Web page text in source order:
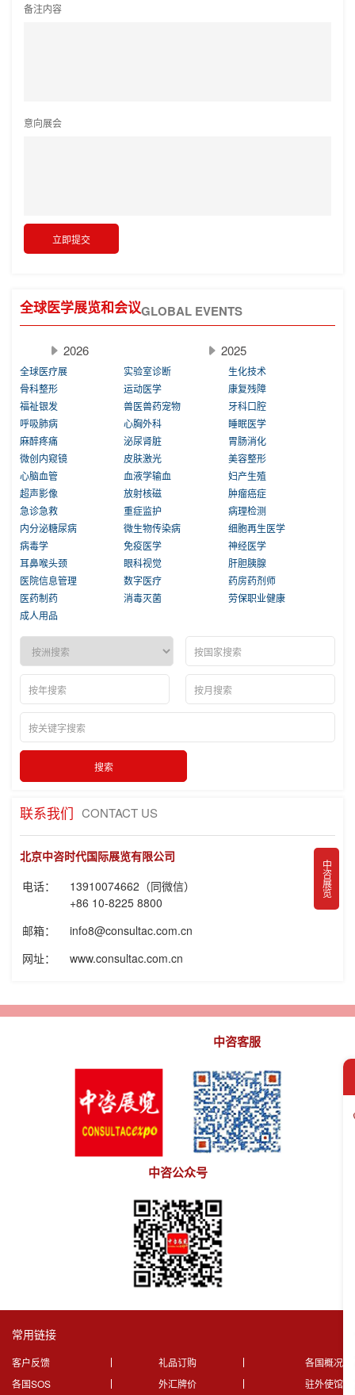
备注内容
意向展会
全球医学展览和会议GLOBAL EVENTS
2026 2025
全球医疗展 实验室诊断
生化技术
骨科整形
运动医学
康复残障
福祉银发
兽医兽药宠物
牙科口腔
呼吸肺病
心胸外科
睡眠医学
麻醉疼痛
泌尿肾脏
胃肠消化
微创内窥镜
皮肤激光
美容整形
心脑血管
血液学输血
妇产生殖
超声影像
放射核磁
肿瘤癌症
急诊急救
重症监护
病理检测
内分泌糖尿病
微生物传染病
细胞再生医学
病毒学
免疫医学
神经医学
耳鼻喉头颈
眼科视觉
肝胆胰腺
医院信息管理
数字医疗
药房药剂师
医药制药
消毒灭菌
劳保职业健康
成人用品
联系我们 CONTACT US
北京中咨时代国际展览有限公司
电话：
13910074662（同微信）
+86 10-8225 8800
邮箱：
info8@consultac.com.cn
网址：
www.consultac.com.cn
中咨展览
中咨客服
中咨公众号
常用链接
客户反馈 礼品订购
各国概况
各国SOS
外汇牌价 驻外使馆